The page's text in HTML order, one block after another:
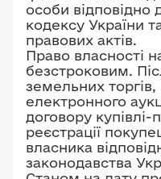
особи
кодексу України
правових актів.
Право власності
безстроковим.
земельних
електронного
договору
реєстрації
власника
законодавства